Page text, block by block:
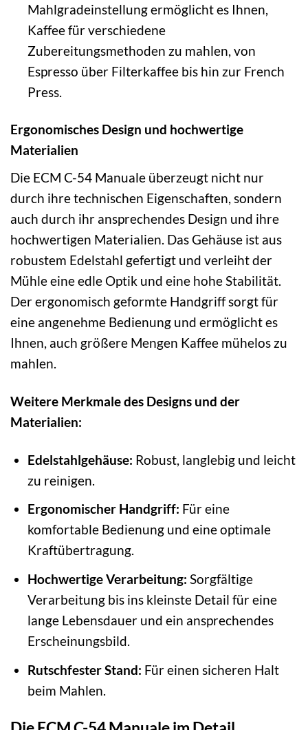
Mahlgradeinstellung ermöglicht es Ihnen,
Kaffee für verschiedene
Zubereitungsmethoden zu mahlen, von
Espresso über Filterkaffee bis hin zur French
Press.
Ergonomisches Design und hochwertige
Materialien
Die ECM C-54 Manuale überzeugt nicht nur
durch ihre technischen Eigenschaften, sondern
auch durch ihr ansprechendes Design und ihre
hochwertigen Materialien. Das Gehäuse ist aus
robustem Edelstahl gefertigt und verleiht der
Mühle eine edle Optik und eine hohe Stabilität.
Der ergonomisch geformte Handgriff sorgt für
eine angenehme Bedienung und ermöglicht es
Ihnen, auch größere Mengen Kaffee mühelos zu
mahlen.
Weitere Merkmale des Designs und der
Materialien:
Edelstahlgehäuse: Robust, langlebig und leicht
zu reinigen.
Ergonomischer Handgriff: Für eine
komfortable Bedienung und eine optimale
Kraftübertragung.
Hochwertige Verarbeitung: Sorgfältige
Verarbeitung bis ins kleinste Detail für eine
lange Lebensdauer und ein ansprechendes
Erscheinungsbild.
Rutschfester Stand: Für einen sicheren Halt
beim Mahlen.